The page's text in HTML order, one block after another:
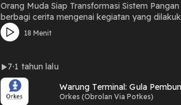
Orang Muda Siap Transformasi Sistem Pangan Indonesia ✨ Halo sobat pangan dan sobat muda semua👋🏻
berbagi cerita mengenai kegiatan yang
pangan. Tantangan krisis iklim yang semakin mengkhawatirkan dan menghadirkan masalah baru bagi kondisi pangan wilayah Manggarai Barat
memberikan motivasi dan semangat baru
berkelanjutan melalui berbagai macam aksi bersama. Penasaran dengan aksi orang muda Manggarai Barat dalam
sistem pangan?? Yuk simakk selengkapnya di episode terbaru di Podcast Warung Terminal yang ada di youtube dan spotify Koalisi Rakyat
untuk Kedaulatan Pangan
18 Menit
7 1 tahun lalu
Warung Terminal: Gula
Orkes (Obrolan Via Potkes)